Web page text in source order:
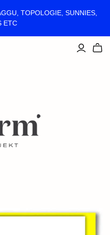
TOPOLOGIE, SUNNIES,
ETC